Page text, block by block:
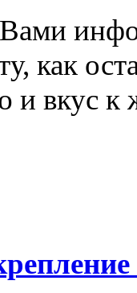
как
и вкус к